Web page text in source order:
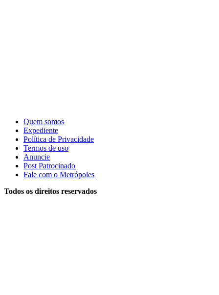
Quem somos
Expediente
Política de Privacidade
Termos de uso
Anuncie
Post Patrocinado
Fale com o Metrópoles
Todos os direitos reservados